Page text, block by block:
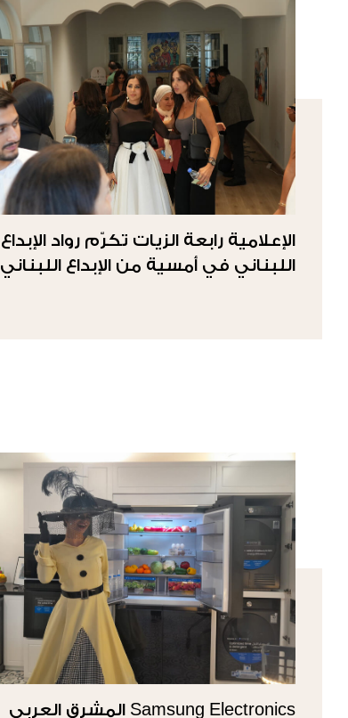
الإعلامية رابعة الزيات تكرّم رواد الإبداع
اللبناني في أمسية من الإبداع اللبناني
Samsung Electronics المشرق العربي